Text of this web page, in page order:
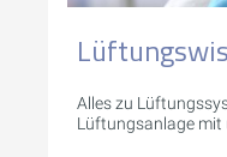
Alles zu
Lüftungsanlage mit